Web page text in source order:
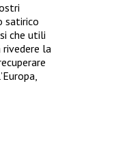
satirico
che utili
la